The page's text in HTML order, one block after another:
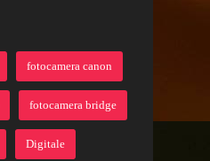
fotocamera canon
fotocamera bridge
Digitale